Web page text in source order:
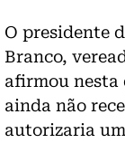
O presidente
Branco,
afirmou
ainda não
autorizaria